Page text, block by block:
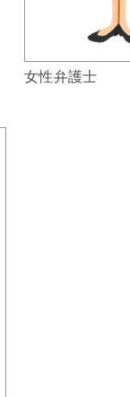
女性弁護士